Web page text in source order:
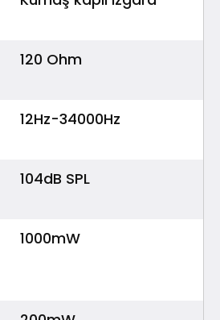
120 Ohm
12Hz-34000Hz
104dB SPL
1000mW